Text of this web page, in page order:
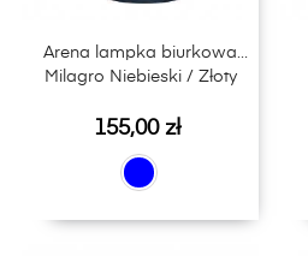
Arena lampka biurkowa
Milagro Niebieski / Złoty
Cena
155,00 zł